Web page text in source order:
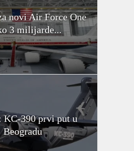
novi Air Force One
3 milijarde...
KC-390 prvi put u
Beogradu